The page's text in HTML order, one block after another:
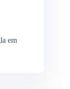
em